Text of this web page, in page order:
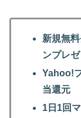
新規無
ンプレゼ
Yahoo!
当還元
1日1回